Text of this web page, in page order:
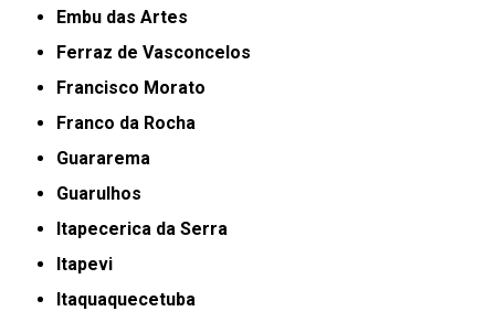
Embu das Artes
Ferraz de Vasconcelos
Francisco Morato
Franco da Rocha
Guararema
Guarulhos
Itapecerica da Serra
Itapevi
Itaquaquecetuba